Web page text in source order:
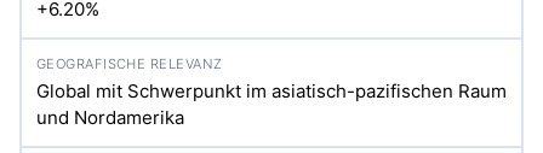
+6.20%
Global mit Schwerpunkt im asiatisch-pazifischen Raum
und Nordamerika